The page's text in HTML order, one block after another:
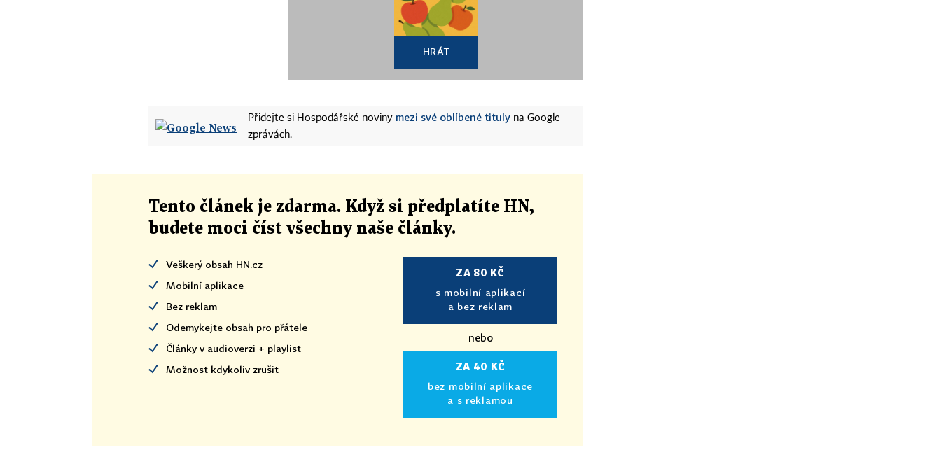
HRÁT
Přidejte si Hospodářské noviny mezi své oblíbené tituly na Google
zprávách.
Tento článek je zdarma. Když si předplatíte HN,
budete moci číst všechny naše články.
Veškerý obsah HN.cz
Mobilní aplikace
Bez reklam
Odemykejte obsah pro přátele
Články v audioverzi + playlist
Možnost kdykoliv zrušit
ZA 80 KČ
s mobilní aplikací
a bez reklam
nebo
ZA 40 KČ
bez mobilní aplikace
a s reklamou